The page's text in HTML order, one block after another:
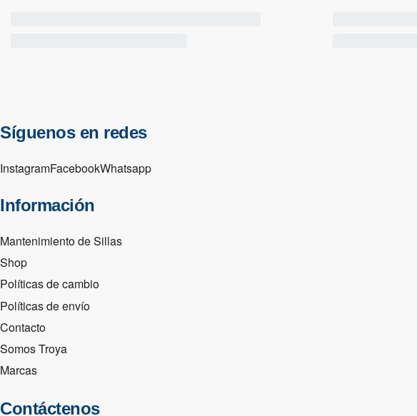
Síguenos en redes
InstagramFacebookWhatsapp
Información
Mantenimiento de Sillas
Shop
Políticas de cambio
Políticas de envío
Contacto
Somos Troya
Marcas
Contáctenos